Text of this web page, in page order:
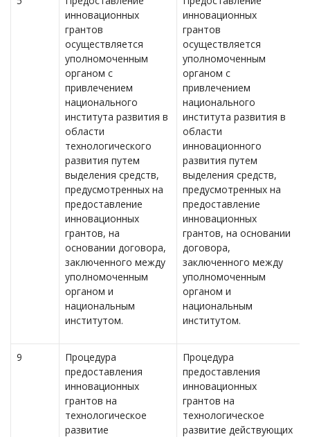
инновационных
грантов
осуществляется
уполномоченным
органом с
привлечением
национального
института развития в
области
технологического
развития путем
выделения средств,
предусмотренных на
предоставление
инновационных
грантов, на
основании договора,
заключенного между
уполномоченным
органом и
национальным
институтом.
инновационных
грантов
осуществляется
уполномоченным
органом с
привлечением
национального
института развития в
области
инновационного
развития путем
выделения средств,
предусмотренных на
предоставление
инновационных
грантов, на основании
договора,
заключенного между
уполномоченным
органом и
национальным
институтом.
9
Процедура
предоставления
инновационных
грантов на
технологическое
развитие
Процедура
предоставления
инновационных
грантов на
технологическое
развитие действующих